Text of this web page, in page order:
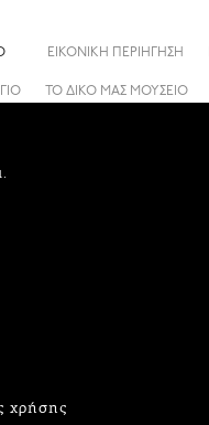
ΤΟ ΔΙΚΟ ΜΑΣ ΜΟΥΣΕΙΟ
ΕΙΚΟΝΙΚΗ ΠΕΡΙΗΓΗΣΗ
χρήσης